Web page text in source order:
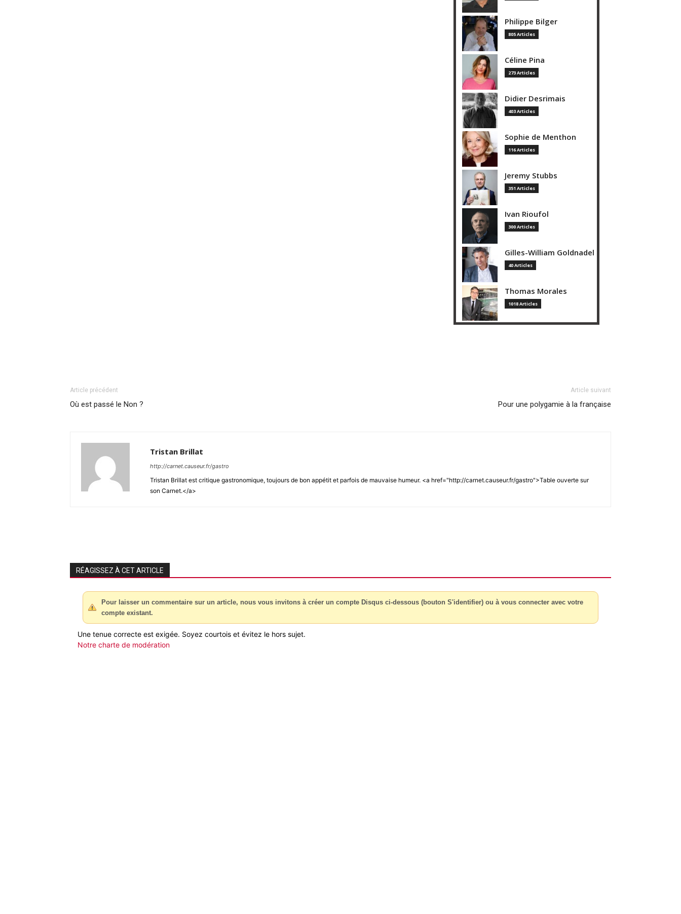
Philippe Bilger
805 Articles
Céline Pina
273 Articles
Didier Desrimais
403 Articles
Sophie de Menthon
116 Articles
Jeremy Stubbs
351 Articles
Ivan Rioufol
300 Articles
Gilles-William Goldnadel
40 Articles
Thomas Morales
1018 Articles
Article précédent
Où est passé le Non ?
Article suivant
Pour une polygamie à la française
Tristan Brillat
http://carnet.causeur.fr/gastro
Tristan Brillat est critique gastronomique, toujours de bon appétit et parfois de mauvaise humeur. <a href="http://carnet.causeur.fr/gastro">Table ouverte sur
son Carnet.</a>
RÉAGISSEZ À CET ARTICLE
Pour laisser un commentaire sur un article, nous vous invitons à créer un compte Disqus ci-dessous (bouton S'identifier) ou à vous connecter avec votre
compte existant.
Une tenue correcte est exigée. Soyez courtois et évitez le hors sujet.
Notre charte de modération